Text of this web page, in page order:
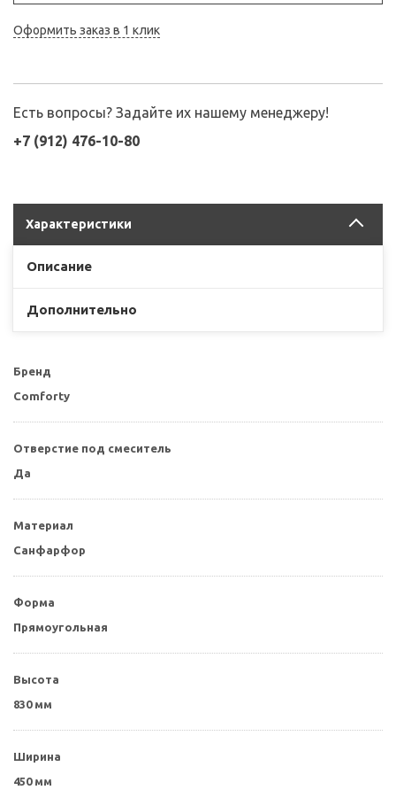
Оформить заказ в 1 клик
Есть вопросы? Задайте их нашему менеджеру!
+7 (912) 476-10-80
Характеристики
Описание
Дополнительно
Бренд
Comforty
Отверстие под смеситель
Да
Материал
Санфарфор
Форма
Прямоугольная
Высота
830 мм
Ширина
450 мм